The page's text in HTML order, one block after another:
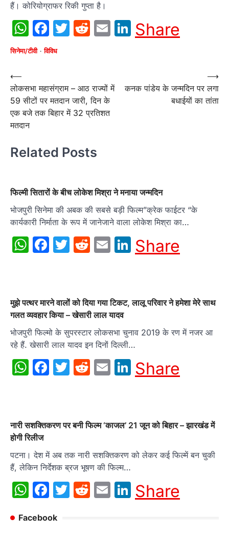
हैं। कोरियोग्राफर रिकी गुप्‍ता है।
WhatsApp
Facebook
Twitter
Reddit
EmailLinkedIn
Share
सिनेमा/टीवी विविध
Post
navigation
⟵
लोकसभा महासंग्राम – आठ राज्यों में
59 सीटों पर मतदान जारी, दिन के
एक बजे तक बिहार में 32 प्रतिशत
मतदान
कनक पांडेय के जन्मदिन पर लगा
बधाईयों का तांता
⟶
Related Posts
फिल्मी सितारों के बीच लोकेश मिश्रा ने मनाया जन्मदिन
भोजपुरी सिनेमा की अबक की सबसे बड़ी फिल्म”क्रेक फाईटर “के
कार्यकारी निर्माता के रूप में जानेजाने वाला लोकेश मिश्रा का…
WhatsApp
Facebook
Twitter
Reddit
EmailLinkedIn
Share
मुझे पत्थर मारने वालों को दिया गया टिकट, लालू परिवार ने हमेशा मेरे साथ
गलत व्यवहार किया – खेसारी लाल यादव
भोजपुरी फिल्मो के सुपरस्टार लोकसभा चुनाव 2019 के रण में नजर आ
रहे हैं. खेसारी लाल यादव इन दिनों दिल्ली…
WhatsApp
Facebook
Twitter
Reddit
EmailLinkedIn
Share
नारी सशक्तिकरण पर बनी फिल्‍म ‘काजल’ 21 जून को बिहार – झारखंड में
होगी रिलीज
पटना। देश में अब तक नारी सशक्तिकरण को लेकर कई फिल्‍में बन चुकी
हैं, लेकिन निर्देशक ब्रज भूषण की फिल्म…
WhatsApp
Facebook
Twitter
Reddit
EmailLinkedIn
Share
Facebook